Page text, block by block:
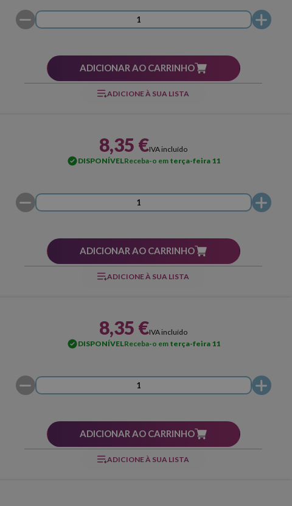
ADICIONAR AO CARRINHO
ADICIONE À SUA LISTA
8,35 €IVA incluído
DISPONÍVELReceba-o em terça-feira 11
ADICIONAR AO CARRINHO
ADICIONE À SUA LISTA
8,35 €IVA incluído
DISPONÍVELReceba-o em terça-feira 11
ADICIONAR AO CARRINHO
ADICIONE À SUA LISTA